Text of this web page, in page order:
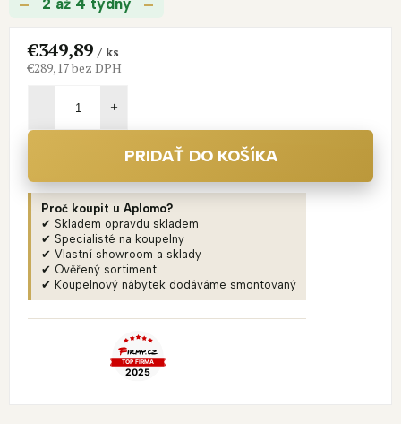
2 až 4 týdny
€349,89/ ks
€289,17 bez DPH
PRIDAŤ DO KOŠÍKA
Proč koupit u Aplomo?
✔ Skladem opravdu skladem
✔ Specialisté na koupelny
✔ Vlastní showroom a sklady
✔ Ověřený sortiment
✔ Koupelnový nábytek dodáváme smontovaný